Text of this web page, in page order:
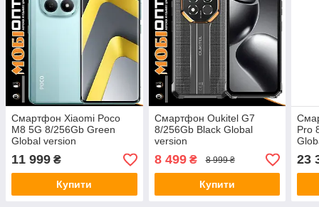
Смартфон Xiaomi Poco
M8 5G 8/256Gb Green
Global version
11 999 ₴
Купити
Смартфон Oukitel G7
8/256Gb Black Global
version
8 499₴ 8 999 ₴
Купити
Pro
23